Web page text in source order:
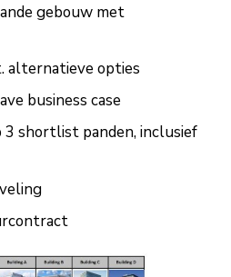
gebouw met
alternatieve opties
business case
shortlist panden, inclusief